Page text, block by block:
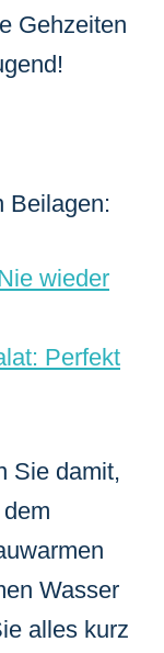
Gehzeiten
Beilagen:
wieder
Perfekt
Sie damit,
Wasser
alles kurz